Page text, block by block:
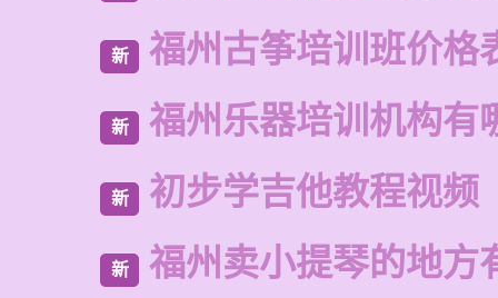
新 福州古筝培训班价格
新 福州乐器培训机构有
新 初步学吉他教程视频
新 福州卖小提琴的地方